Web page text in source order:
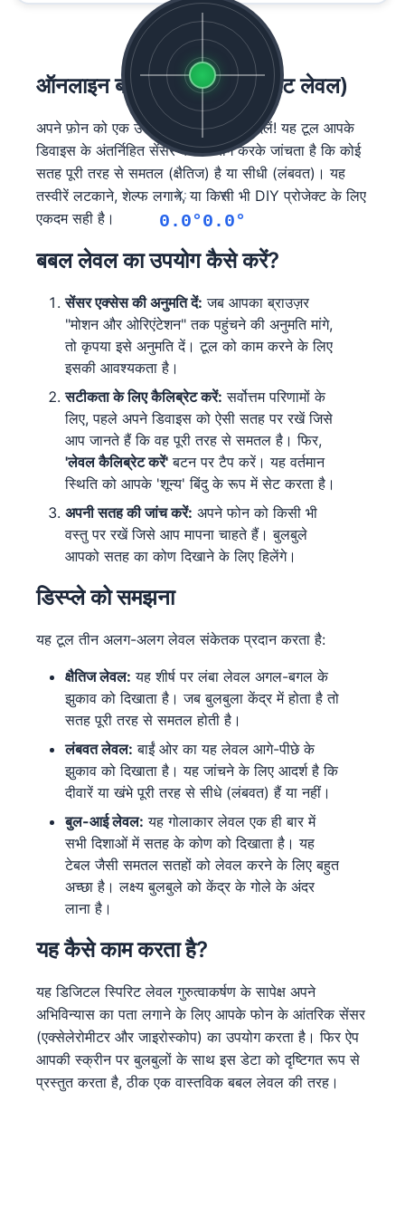
X:
0.0°
Y:
0.0°
ऑनलाइन बबल लेवल टूल (स्पिरिट लेवल)
अपने फ़ोन को एक उपयोगी बबल लेवल में बदलें! यह टूल आपके
डिवाइस के अंतर्निहित सेंसर का उपयोग करके जांचता है कि कोई
सतह पूरी तरह से समतल (क्षैतिज) है या सीधी (लंबवत)। यह
तस्वीरें लटकाने, शेल्फ लगाने, या किसी भी DIY प्रोजेक्ट के लिए
एकदम सही है।
बबल लेवल का उपयोग कैसे करें?
सेंसर एक्सेस की अनुमति दें: जब आपका ब्राउज़र
"मोशन और ओरिएंटेशन" तक पहुंचने की अनुमति मांगे,
तो कृपया इसे अनुमति दें। टूल को काम करने के लिए
इसकी आवश्यकता है।
सटीकता के लिए कैलिब्रेट करें: सर्वोत्तम परिणामों के
लिए, पहले अपने डिवाइस को ऐसी सतह पर रखें जिसे
आप जानते हैं कि वह पूरी तरह से समतल है। फिर,
'लेवल कैलिब्रेट करें' बटन पर टैप करें। यह वर्तमान
स्थिति को आपके 'शून्य' बिंदु के रूप में सेट करता है।
अपनी सतह की जांच करें: अपने फोन को किसी भी
वस्तु पर रखें जिसे आप मापना चाहते हैं। बुलबुले
आपको सतह का कोण दिखाने के लिए हिलेंगे।
डिस्प्ले को समझना
यह टूल तीन अलग-अलग लेवल संकेतक प्रदान करता है:
क्षैतिज लेवल: यह शीर्ष पर लंबा लेवल अगल-बगल के
झुकाव को दिखाता है। जब बुलबुला केंद्र में होता है तो
सतह पूरी तरह से समतल होती है।
लंबवत लेवल: बाईं ओर का यह लेवल आगे-पीछे के
झुकाव को दिखाता है। यह जांचने के लिए आदर्श है कि
दीवारें या खंभे पूरी तरह से सीधे (लंबवत) हैं या नहीं।
बुल-आई लेवल: यह गोलाकार लेवल एक ही बार में
सभी दिशाओं में सतह के कोण को दिखाता है। यह
टेबल जैसी समतल सतहों को लेवल करने के लिए बहुत
अच्छा है। लक्ष्य बुलबुले को केंद्र के गोले के अंदर
लाना है।
यह कैसे काम करता है?
यह डिजिटल स्पिरिट लेवल गुरुत्वाकर्षण के सापेक्ष अपने
अभिविन्यास का पता लगाने के लिए आपके फोन के आंतरिक सेंसर
(एक्सेलेरोमीटर और जाइरोस्कोप) का उपयोग करता है। फिर ऐप
आपकी स्क्रीन पर बुलबुलों के साथ इस डेटा को दृष्टिगत रूप से
प्रस्तुत करता है, ठीक एक वास्तविक बबल लेवल की तरह।